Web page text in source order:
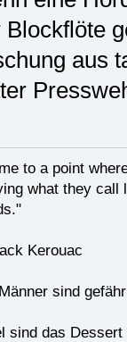
Blockflöte
aus
to a point
what they call
Kerouac
sind
sind das Dessert